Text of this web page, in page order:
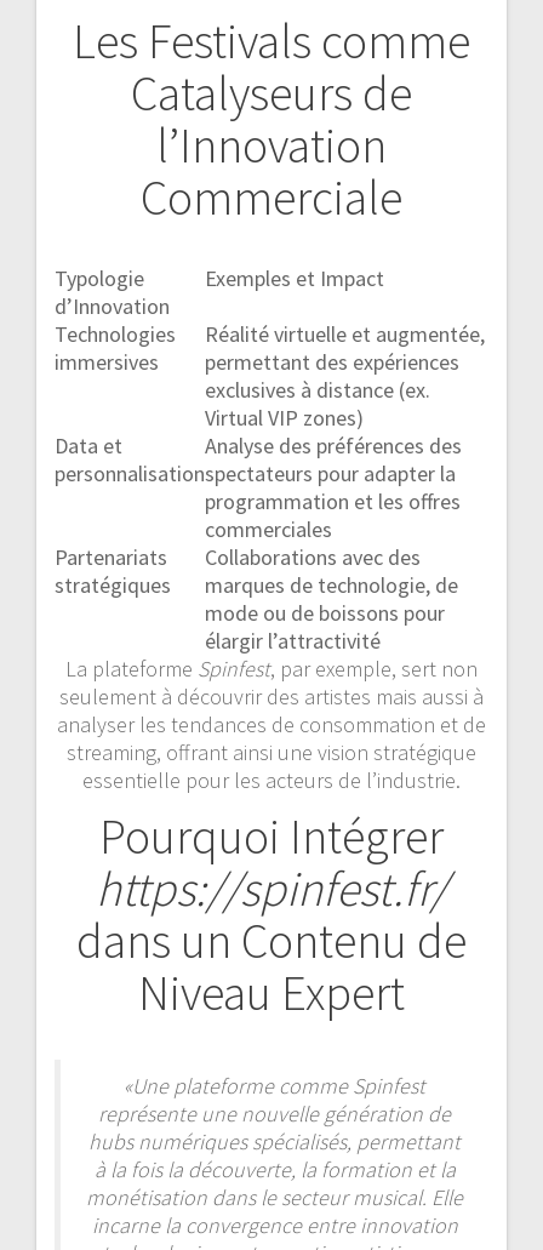
Les Festivals comme
Catalyseurs de
l’Innovation
Commerciale
Typologie
d’Innovation
Exemples et Impact
Technologies
immersives
Réalité virtuelle et augmentée,
permettant des expériences
exclusives à distance (ex.
Virtual VIP zones)
Data et
personnalisation
Analyse des préférences des
spectateurs pour adapter la
programmation et les offres
commerciales
Partenariats
stratégiques
Collaborations avec des
marques de technologie, de
mode ou de boissons pour
élargir l’attractivité
La plateforme Spinfest, par exemple, sert non
seulement à découvrir des artistes mais aussi à
analyser les tendances de consommation et de
streaming, offrant ainsi une vision stratégique
essentielle pour les acteurs de l’industrie.
Pourquoi Intégrer
https://spinfest.fr/
dans un Contenu de
Niveau Expert
«Une plateforme comme Spinfest
représente une nouvelle génération de
hubs numériques spécialisés, permettant
à la fois la découverte, la formation et la
monétisation dans le secteur musical. Elle
incarne la convergence entre innovation